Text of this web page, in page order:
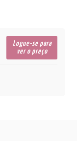
Logue-se para
ver o preço